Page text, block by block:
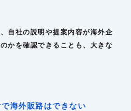
自社の説明や提案内容が海外企
かを確認できることも、大きな
海外販路はできない